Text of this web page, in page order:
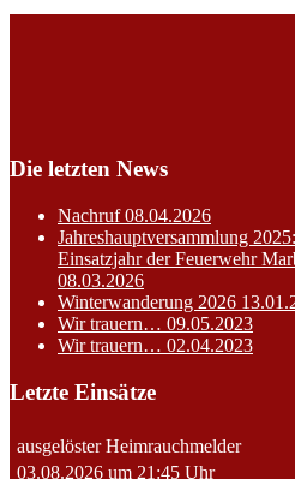
Die letzten News
Nachruf08.04.2026
Jahreshauptversammlung
Einsatzjahr der Feuerwehr
08.03.2026
Winterwanderung 2026
Wir trauern… 09.05.2023
Wir trauern… 02.04.2023
Letzte Einsätze
ausgelöster Heimrauchmelder
03.08.2026 um 21:45 Uhr